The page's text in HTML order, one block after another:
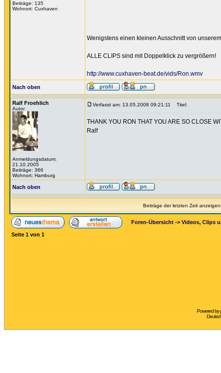
Beiträge: 135
Wohnort: Cuxhaven
Wenigstens einen kleinen Ausschnitt von
ALLE CLIPS sind mit Doppelklick zu vergrößern!
http://www.cuxhaven-beat.de/vids/Ron.wmv
Nach oben
Ralf Froehlich
Autor
Anmeldungsdatum:
21.10.2005
Beiträge: 366
Wohnort: Hamburg
Verfasst am: 13.05.2008 09:21:11 Titel:
THANK YOU RON THAT YOU ARE SO CLOSE
Ralf
Nach oben
Beiträge der letzten Zeit
Foren-Übersicht -> Videos, Clips
Seite 1 von 1
Powered by